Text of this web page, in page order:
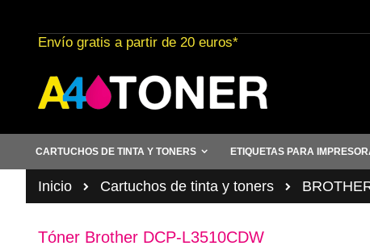
al
contenido
Envío gratis a partir de 20 euros*
CARTUCHOS DE TINTA Y TONERS ETIQUETAS PARA
Inicio Cartuchos de tinta y toners
Tóner Brother DCP-L3510CDW